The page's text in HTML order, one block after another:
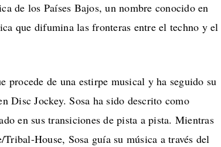
de los Países Bajos, un nombre conocido en
que difumina las fronteras entre el techno y el
procede de una estirpe musical y ha seguido su
Disc Jockey. Sosa ha sido descrito como
en sus transiciones de pista a pista. Mientras
House, Sosa guía su música a través del